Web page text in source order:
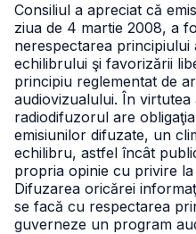
Consiliul a apreciat că
ziua de 4 martie 2008, a
nerespectarea principiului
echilibrului şi favorizării
principiu reglementat de
audiovizualului. În
radiodifuzorul are
emisiunilor difuzate, un
echilibru, astfel încât
propria opinie cu privire
Difuzarea oricărei
se facă cu respectarea
guverneze un program